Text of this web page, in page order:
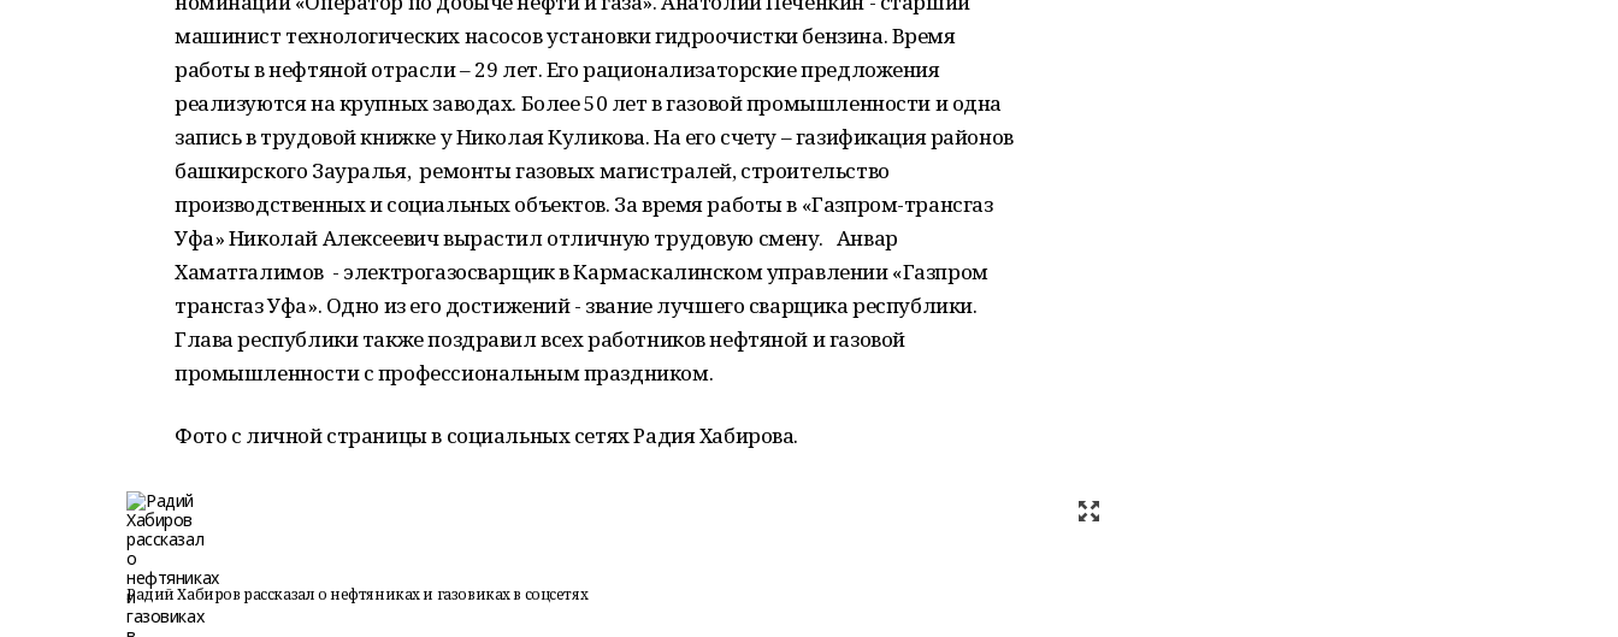
машинист технологических насосов установки гидроочистки бензина. Время
работы в нефтяной отрасли – 29 лет. Его рационализаторские предложения
реализуются на крупных заводах. Более 50 лет в газовой промышленности и одна
запись в трудовой книжке у Николая Куликова. На его счету – газификация районов
башкирского Зауралья, ремонты газовых магистралей, строительство
производственных и социальных объектов. За время работы в «Газпром-трансгаз
Уфа» Николай Алексеевич вырастил отличную трудовую смену. Анвар
Хаматгалимов - электрогазосварщик в Кармаскалинском управлении «Газпром
трансгаз Уфа». Одно из его достижений - звание лучшего сварщика республики.
Глава республики также поздравил всех работников нефтяной и газовой
промышленности с профессиональным праздником.
Фото с личной страницы в социальных сетях Радия Хабирова.
Радий Хабиров рассказал о нефтяниках и газовиках в соцсетях